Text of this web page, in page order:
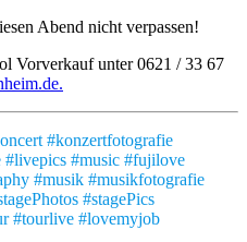
Abend nicht verpassen!
Vorverkauf unter 0621 / 33 67
#konzertfotografie
#livepics #music #fujilove
#musik #musikfotografie
#stagePics
#tourlive #lovemyjob